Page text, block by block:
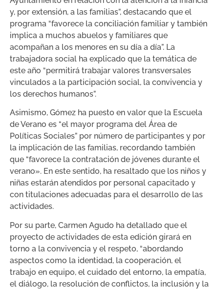
y, por extensión, a las familias”, destacando que el
programa “favorece la conciliación familiar y también
implica a muchos abuelos y familiares que
acompañan a los menores en su día a día”. La
trabajadora social ha explicado que la temática de
este año “permitirá trabajar valores transversales
vinculados a la participación social, la convivencia y
los derechos humanos”.
Asimismo, Gómez ha puesto en valor que la Escuela
de Verano es “el mayor programa del Área de
Políticas Sociales” por número de participantes y por
la implicación de las familias, recordando también
que “favorece la contratación de jóvenes durante el
verano». En este sentido, ha resaltado que los niños y
niñas estarán atendidos por personal capacitado y
con titulaciones adecuadas para el desarrollo de las
actividades.
Por su parte, Carmen Agudo ha detallado que el
proyecto de actividades de esta edición girará en
torno a la convivencia y el respeto, “abordando
aspectos como la identidad, la cooperación, el
trabajo en equipo, el cuidado del entorno, la empatía,
el diálogo, la resolución de conflictos, la inclusión y la